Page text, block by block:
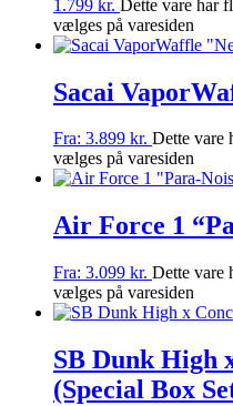
1.799 kr. Dette vare har
vælges på varesiden
Sacai
Fra: 3.899 kr. Dette vare
vælges på varesiden
Air Force 1
Fra: 3.099 kr. Dette vare
vælges på varesiden
SB Dunk High
(Special Box